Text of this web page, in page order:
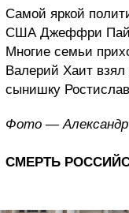
Самой яркой
США Джеффри
Многие семьи
Валерий Хаит взял
сынишку
Фото — Александр
СМЕРТЬ